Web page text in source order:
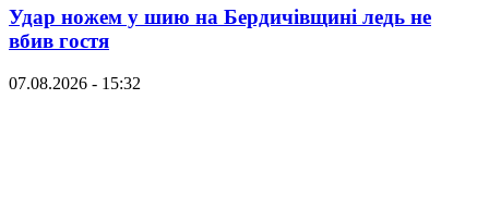
Удар ножем у шию на Бердичівщині ледь не
вбив гостя
07.08.2026 - 15:32